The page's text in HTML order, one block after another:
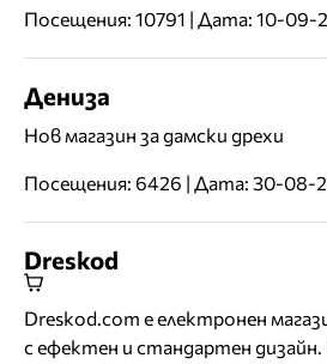
Посещения: 10791 | Дата: 10-09-
Дениза
Нов магазин за дамски дрехи
Посещения: 6426 | Дата: 30-08-
Dreskod
Dreskod.com е електронен
с ефектен и стандартен